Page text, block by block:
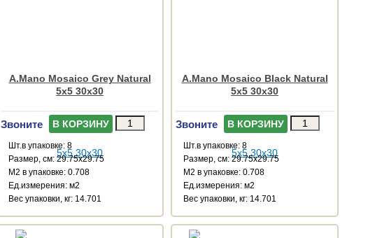
A.Mano Mosaico Grey Natural
5x5 30x30
Звоните В КОРЗИНУ
Шт.в упаковке: 8
Размер, см: 29.75x29.75
М2 в упаковке: 0.708
Ед.измерения: м2
Веc упаковки, кг: 14.701
A.Mano Mosaico Black Natural
5x5 30x30
Звоните В КОРЗИНУ
Шт.в упаковке: 8
Размер, см: 29.75x29.75
М2 в упаковке: 0.708
Ед.измерения: м2
Веc упаковки, кг: 14.701